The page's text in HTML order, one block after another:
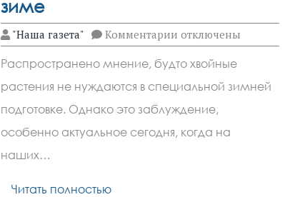
зиме
"Наша газета" Комментарии к
записи
Почему
хвойным
растениям
нужна
особая
подготовка
к
зиме
отключены
Распространено мнение, будто хвойные
растения не нуждаются в специальной зимней
подготовке. Однако это заблуждение,
особенно актуальное сегодня, когда на
наших…
Читать полностью